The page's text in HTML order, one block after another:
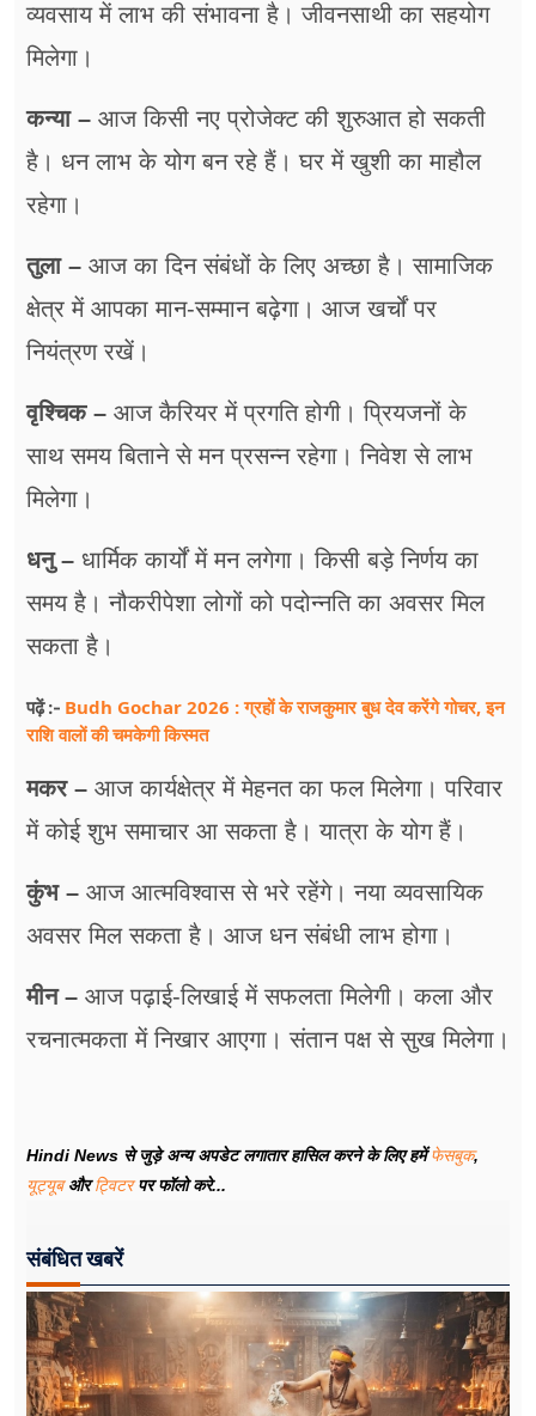
व्यवसाय में लाभ की संभावना है। जीवनसाथी का सहयोग
मिलेगा।
कन्या – आज किसी नए प्रोजेक्ट की शुरुआत हो सकती
है। धन लाभ के योग बन रहे हैं। घर में खुशी का माहौल
रहेगा।
तुला – आज का दिन संबंधों के लिए अच्छा है। सामाजिक
क्षेत्र में आपका मान-सम्मान बढ़ेगा। आज खर्चों पर
नियंत्रण रखें।
वृश्चिक – आज कैरियर में प्रगति होगी। प्रियजनों के
साथ समय बिताने से मन प्रसन्न रहेगा। निवेश से लाभ
मिलेगा।
धनु – धार्मिक कार्यों में मन लगेगा। किसी बड़े निर्णय का
समय है। नौकरीपेशा लोगों को पदोन्नति का अवसर मिल
सकता है।
पढ़ें :- Budh Gochar 2026 : ग्रहों के राजकुमार बुध देव करेंगे गोचर, इन
राशि वालों की चमकेगी किस्मत
मकर – आज कार्यक्षेत्र में मेहनत का फल मिलेगा। परिवार
में कोई शुभ समाचार आ सकता है। यात्रा के योग हैं।
कुंभ – आज आत्मविश्वास से भरे रहेंगे। नया व्यवसायिक
अवसर मिल सकता है। आज धन संबंधी लाभ होगा।
मीन – आज पढ़ाई-लिखाई में सफलता मिलेगी। कला और
रचनात्मकता में निखार आएगा। संतान पक्ष से सुख मिलेगा।
Hindi News से जुड़े अन्य अपडेट लगातार हासिल करने के लिए हमेंफेसबुक,
यूट्यूबऔरट्विटरपर फॉलो करे...
संबंधित खबरें